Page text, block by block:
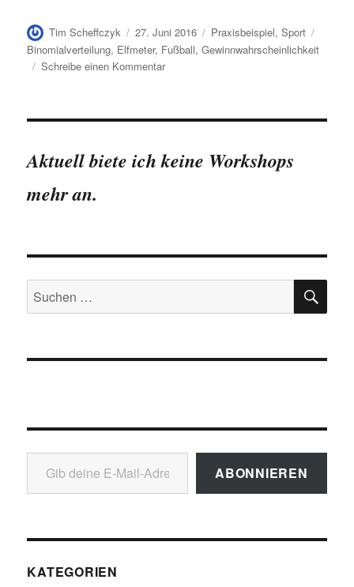
Autor
Tim Scheffczyk
Veröffentlicht
am
27. Juni 2016 Kategorien
Praxisbeispiel,Sport
Binomialverteilung, Elfmeter, Fußball,Gewinnwahrscheinlichkeit
Schreibe einen Kommentarzu
EM-
Tool
Aktuell biete ich keine Workshops
mehr an.
Suchen
nach:
Gib deine E-Mail-Adresse ein ...
ABONNIEREN
KATEGORIEN